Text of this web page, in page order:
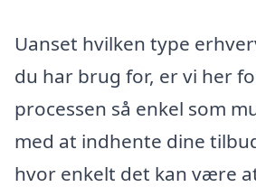
Uanset hvilken type
du har brug for, er vi her
processen så enkel som
med at indhente dine
hvor enkelt det kan være